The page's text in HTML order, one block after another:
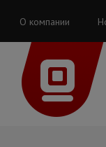
О компании